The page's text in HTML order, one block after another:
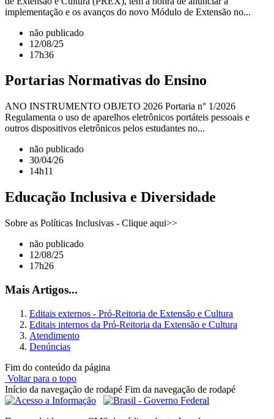
implementação e os avanços do novo Módulo de Extensão no...
não publicado
12/08/25
17h36
Portarias Normativas do Ensino
ANO INSTRUMENTO OBJETO 2026 Portaria n° 1/2026
Regulamenta o uso de aparelhos eletrônicos portáteis pessoais e
outros dispositivos eletrônicos pelos estudantes no...
não publicado
30/04/26
14h11
Educação Inclusiva e Diversidade
Sobre as Políticas Inclusivas - Clique aqui>>
não publicado
12/08/25
17h26
Mais Artigos...
Editais externos - Pró-Reitoria de Extensão e Cultura
Editais internos da Pró-Reitoria da Extensão e Cultura
Atendimento
Denúncias
Fim do conteúdo da página
Voltar para o topo
Início da navegação de rodapé Fim da navegação de rodapé